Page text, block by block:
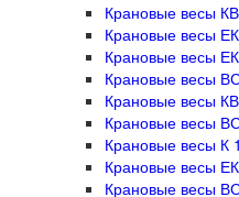
Крановые весы
Крановые весы
Крановые весы
Крановые весы
Крановые весы
Крановые весы
Крановые весы К
Крановые весы
Крановые весы